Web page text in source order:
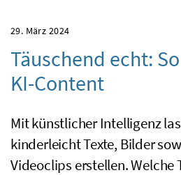
29. März 2024
Täuschend echt:
KI-Content
Mit künstlicher Intelligenz
kinderleicht Texte, Bilder
Videoclips erstellen. Welche